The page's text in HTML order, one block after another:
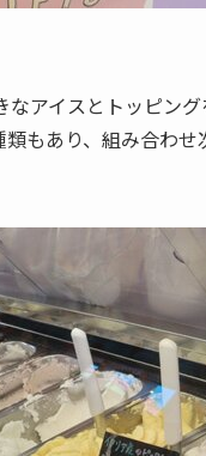
なアイスとトッピン
類もあり、組み合わせ